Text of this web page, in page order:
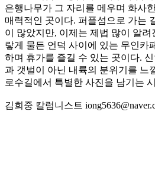
은행나무가 그 자리를 메우며 화사
매력적인 곳이다. 퍼플섬으로 가는
이 많았지만, 이제는 제법 많이 알려
랗게 물든 언덕 사이에 있는 무인카
하며 휴가를 즐길 수 있는 곳이다.
과 갯벌이 아닌 내륙의 분위기를 느
로수길에서 특별한 사진을 남기는
김희중 칼럼니스트